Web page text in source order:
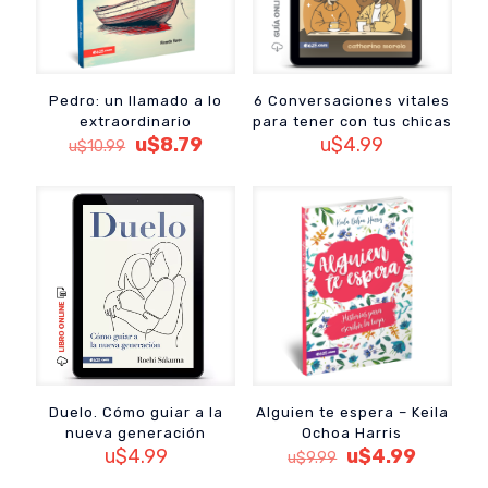
Pedro: un llamado a lo
extraordinario
u$10.99 El
era:
u$10.99.
u$8.79El
es:
6 Conversaciones vitales
para tener con tus chicas
u$4.99
Duelo. Cómo guiar a la
nueva generación
u$4.99
Alguien te espera – Keila
Ochoa Harris
u$9.99 El
u$4.99El